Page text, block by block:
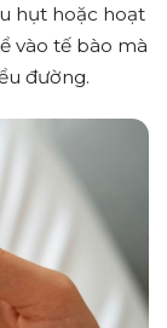
hụt hoặc hoạt
vào tế bào mà
đường.